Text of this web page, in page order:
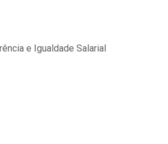
e Igualdade Salarial